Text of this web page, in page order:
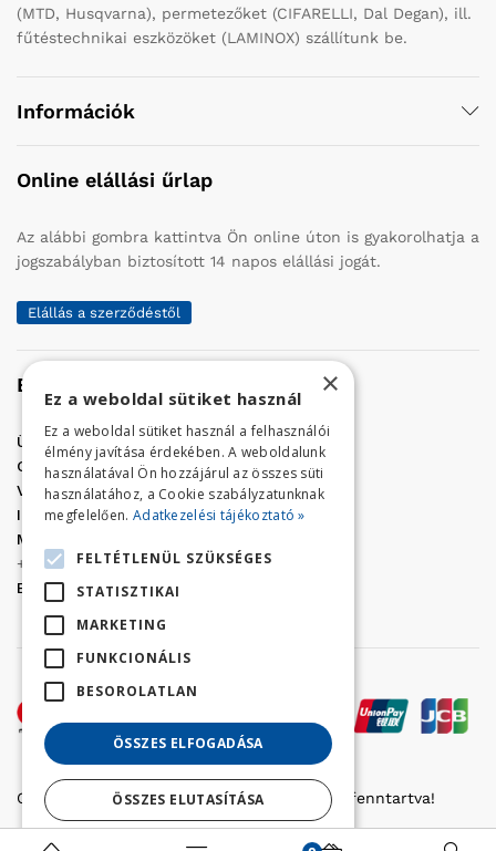
(MTD, Husqvarna), permetezőket (CIFARELLI, Dal Degan), ill.
fűtéstechnikai eszközöket (LAMINOX) szállítunk be.
Információk
Online elállási űrlap
Az alábbi gombra kattintva Ön online úton is gyakorolhatja a
jogszabályban biztosított 14 napos elállási jogát.
Elállás a szerződéstől
Elérhetőség
Üzletünk címe:Szolnok, Vércse út 17.
Golf Center Áruház:06 (56) 423-324
VÁR-Kert Áruház: 06 (56) 429-771
Iroda:06 (56) 421-857
Megrendelés, termék információ:
+36 (70) 938-3356
E-mail:
golfaruhaz@gmail.com
Copyright © 2022 Golfker Kft. - Minden jog fenntartva!
×
Ez a weboldal sütiket használ
Ez a weboldal sütiket használ a felhasználói
élmény javítása érdekében. A weboldalunk
használatával Ön hozzájárul az összes süti
használatához, a Cookie szabályzatunknak
megfelelően. Adatkezelési tájékoztató »
FELTÉTLENÜL SZÜKSÉGES
STATISZTIKAI
MARKETING
FUNKCIONÁLIS
BESOROLATLAN
ÖSSZES ELFOGADÁSA
ÖSSZES ELUTASÍTÁSA
Részletek megjelenítése